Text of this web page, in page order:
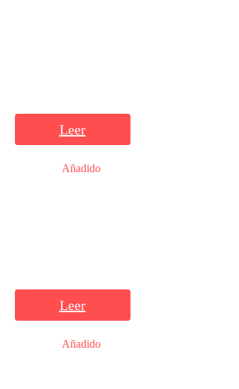
Leer
Añadido
Leer
Añadido